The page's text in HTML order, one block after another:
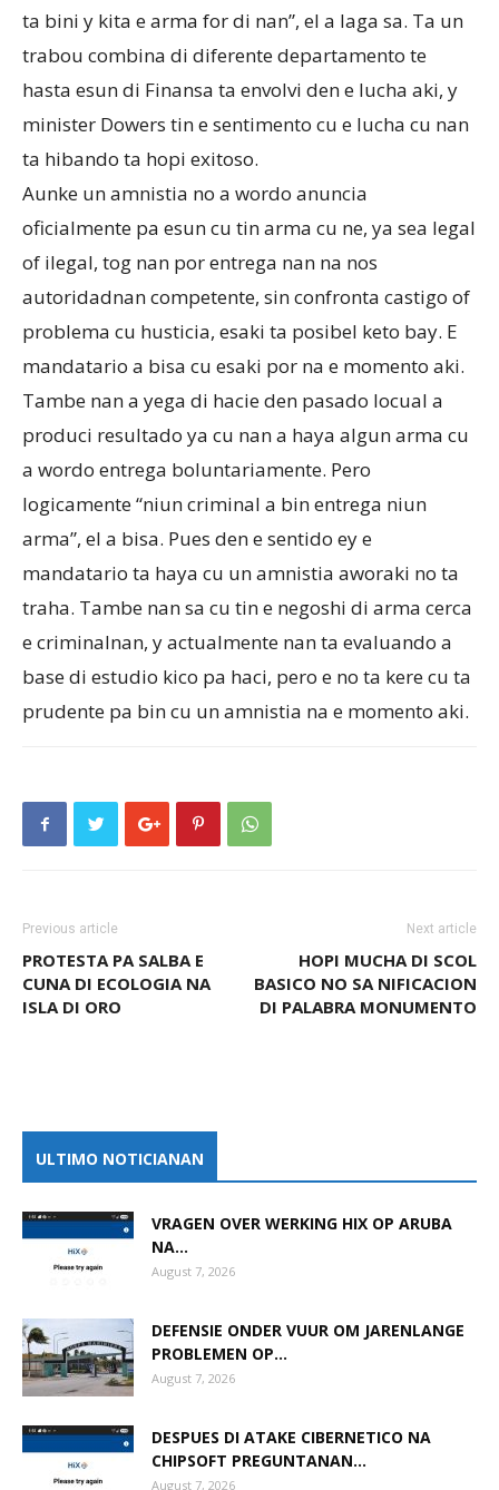
ta bini y kita e arma for di nan”, el a laga sa. Ta un
trabou combina di diferente departamento te
hasta esun di Finansa ta envolvi den e lucha aki, y
minister Dowers tin e sentimento cu e lucha cu nan
ta hibando ta hopi exitoso.
Aunke un amnistia no a wordo anuncia
oficialmente pa esun cu tin arma cu ne, ya sea legal
of ilegal, tog nan por entrega nan na nos
autoridadnan competente, sin confronta castigo of
problema cu husticia, esaki ta posibel keto bay. E
mandatario a bisa cu esaki por na e momento aki.
Tambe nan a yega di hacie den pasado locual a
produci resultado ya cu nan a haya algun arma cu
a wordo entrega boluntariamente. Pero
logicamente “niun criminal a bin entrega niun
arma”, el a bisa. Pues den e sentido ey e
mandatario ta haya cu un amnistia aworaki no ta
traha. Tambe nan sa cu tin e negoshi di arma cerca
e criminalnan, y actualmente nan ta evaluando a
base di estudio kico pa haci, pero e no ta kere cu ta
prudente pa bin cu un amnistia na e momento aki.
Previous article
PROTESTA PA SALBA E
CUNA DI ECOLOGIA NA
ISLA DI ORO
Next article
HOPI MUCHA DI SCOL
BASICO NO SA NIFICACION
DI PALABRA MONUMENTO
ULTIMO NOTICIANAN
VRAGEN OVER WERKING HIX OP ARUBA
NA...
August 7, 2026
DEFENSIE ONDER VUUR OM JARENLANGE
PROBLEMEN OP...
August 7, 2026
DESPUES DI ATAKE CIBERNETICO NA
CHIPSOFT PREGUNTANAN...
August 7, 2026